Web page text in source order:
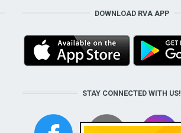
DOWNLOAD RVA APP
STAY CONNECTED WITH US!